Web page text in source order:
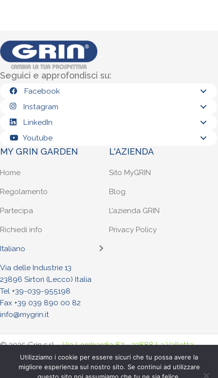
Seguici e approfondisci su:
Facebook
Instagram
LinkedIn
Youtube
MY GRIN GARDEN
Home
Regolamento
Partecipa
Richiedi info
Italiano
L'AZIENDA
Sito MyGRIN
Blog
L’azienda GRIN
Privacy Policy
Via delle Industrie 13
23896 Sirtori (Lecco) Italia
Tel +39-039-955198
Fax +39 039 890 00 82
info@mygrin.it
© 2025 Grin s.r.l. -Via Lombardia 87 - 23888 La Valletta
Brianza (Lecco) Italia. - Tel. +39-039-955198 - Fax +39-039-
8900082
Utilizziamo i cookie per essere sicuri che tu possa avere la
migliore esperienza sul nostro sito. Se continui ad utilizzare